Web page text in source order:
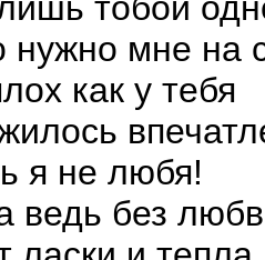
тобой
нужно мне на
как у тебя
я не любя!
ведь без